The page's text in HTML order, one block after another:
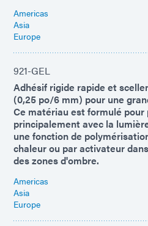
Americas
Asia
Europe
921-GEL
Adhésif rigide rapide et
(0,25 po/6 mm) pour une
Ce matériau est formulé
principalement avec la
une fonction de
chaleur ou par activateur
des zones d'ombre.
Americas
Asia
Europe